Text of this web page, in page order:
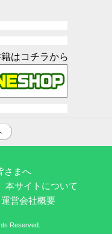
はコチラから
さまへ
本サイトについて
営会社概要
Reserved.